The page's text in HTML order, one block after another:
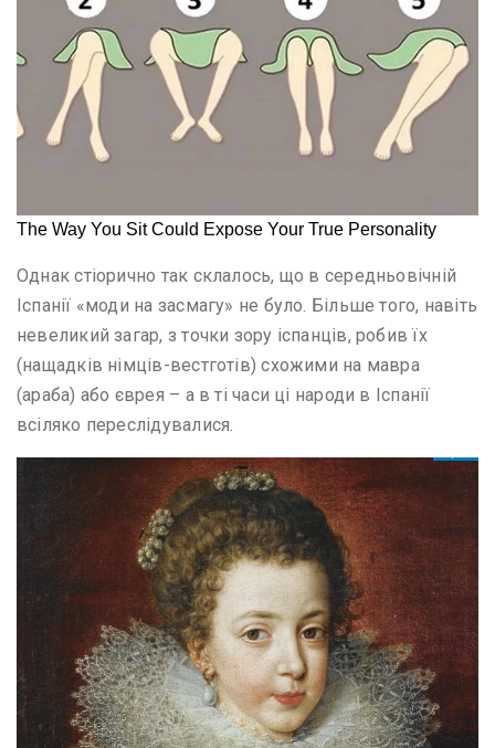
Однак стіорично так склалось, що в середньовічній
Іспанії «моди на засмагу» не було. Більше того, навіть
невеликий загар, з точки зору іспанців, робив їх
(нащадків німців-вестготів) схожими на мавра
(араба) або єврея – а в ті часи ці народи в Іспанії
всіляко переслідувалися.